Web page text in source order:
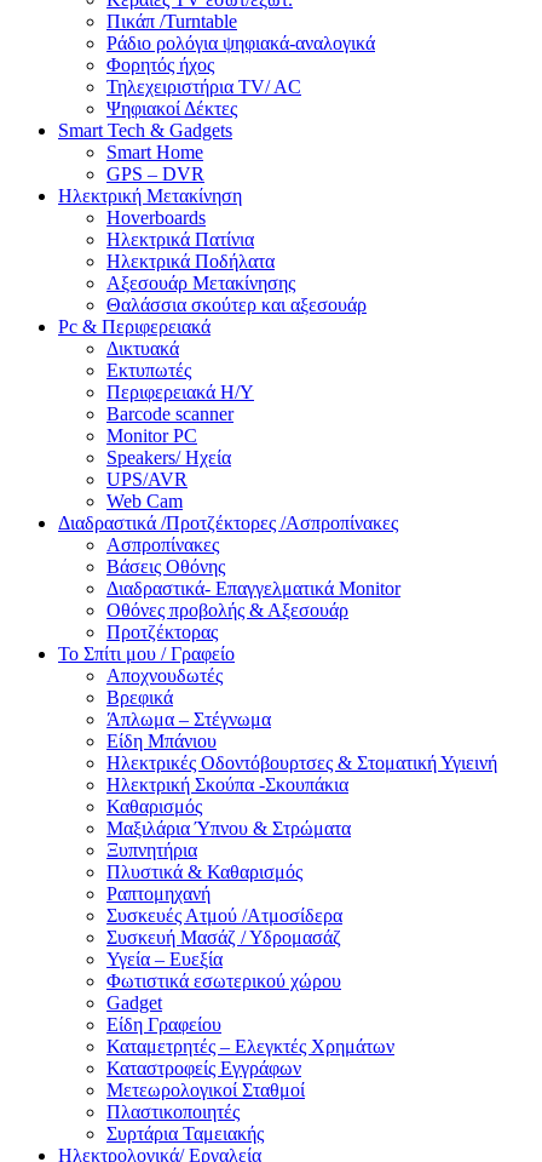
Πικάπ /Turntable
Ράδιο ρολόγια ψηφιακά-αναλογικά
Φορητός ήχος
Τηλεχειριστήρια TV/ AC
Ψηφιακοί Δέκτες
Smart Tech & Gadgets
Smart Home
GPS – DVR
Ηλεκτρική Μετακίνηση
Hoverboards
Ηλεκτρικά Πατίνια
Ηλεκτρικά Ποδήλατα
Αξεσουάρ Μετακίνησης
Θαλάσσια σκούτερ και αξεσουάρ
Pc & Περιφερειακά
Δικτυακά
Εκτυπωτές
Περιφερειακά Η/Υ
Barcode scanner
Monitor PC
Speakers/ Ηχεία
UPS/AVR
Web Cam
Διαδραστικά /Προτζέκτορες /Ασπροπίνακες
Ασπροπίνακες
Βάσεις Οθόνης
Διαδραστικά- Επαγγελματικά Monitor
Οθόνες προβολής & Αξεσουάρ
Προτζέκτορας
Το Σπίτι μου / Γραφείο
Αποχνουδωτές
Βρεφικά
Άπλωμα – Στέγνωμα
Είδη Μπάνιου
Ηλεκτρικές Οδοντόβουρτσες & Στοματική Υγιεινή
Ηλεκτρική Σκούπα -Σκουπάκια
Καθαρισμός
Μαξιλάρια Ύπνου & Στρώματα
Ξυπνητήρια
Πλυστικά & Καθαρισμός
Ραπτομηχανή
Συσκευές Ατμού /Ατμοσίδερα
Συσκευή Μασάζ / Υδρομασάζ
Υγεία – Ευεξία
Φωτιστικά εσωτερικού χώρου
Gadget
Είδη Γραφείου
Καταμετρητές – Ελεγκτές Χρημάτων
Καταστροφείς Εγγράφων
Μετεωρολογικοί Σταθμοί
Πλαστικοποιητές
Συρτάρια Ταμειακής
Ηλεκτρολογικά/ Εργαλεία